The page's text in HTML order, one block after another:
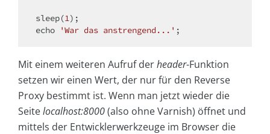
sleep(1
echo
'War das anstrengend...'
Mit einem weiteren Aufruf derheader-Funktion
setzen wir einen Wert, der nur für den Reverse
Proxy bestimmt ist. Wenn man jetzt wieder die
Seitelocalhost:8000(also ohne Varnish) öffnet und
mittels der Entwicklerwerkzeuge im Browser die